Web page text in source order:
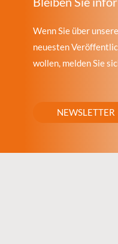
Wenn Sie über
neuesten
wollen, melden Sie
NEWSLETTER